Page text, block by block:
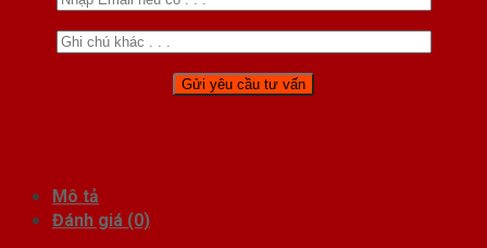
Mô tả
Đánh giá (0)